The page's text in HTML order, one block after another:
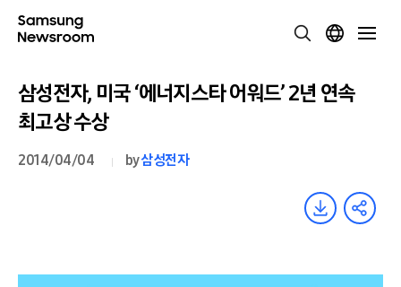
삼성전자, 미국 ‘에너지스타 어워드’ 2년 연속
최고상 수상
2014/04/04 by삼성전자